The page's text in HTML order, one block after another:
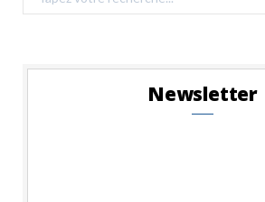
for:
Newsletter